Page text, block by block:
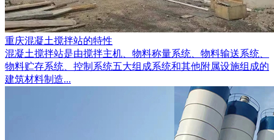
重庆混凝土搅拌站的特性
混凝土搅拌站是由搅拌主机、物料称量系统、物料输送系统、
物料贮存系统、控制系统五大组成系统和其他附属设施组成的
建筑材料制造...